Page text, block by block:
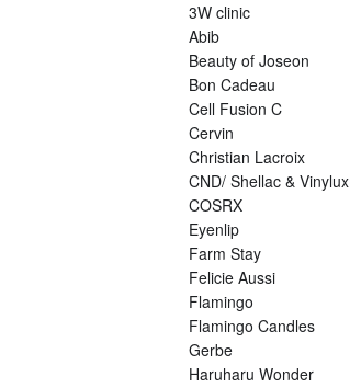
3W clinic
Abib
Beauty of Joseon
Bon Cadeau
Cell Fusion C
Cervin
Christian Lacroix
CND/ Shellac & Vinylux
COSRX
Eyenlip
Farm Stay
Felicie Aussi
Flamingo
Flamingo Candles
Gerbe
Haruharu Wonder